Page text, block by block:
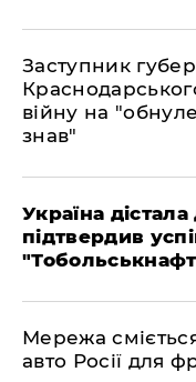
​Заступник
війну на
знав"
​Україна
підтвердив
​Мережа
авто Росії для